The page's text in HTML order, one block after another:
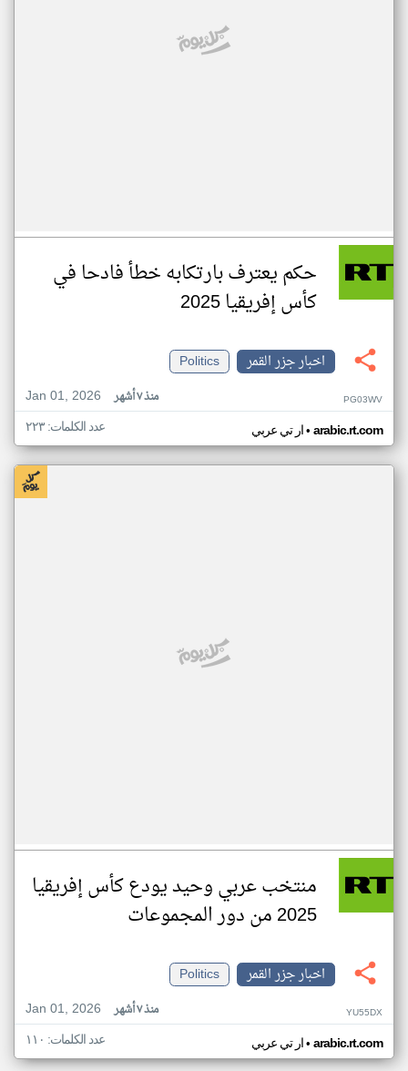
حكم يعترف بارتكابه خطأ فادحا في
كأس إفريقيا 2025
اخبار جزر القمر
Politics
Jan 01, 2026
منذ ٧ أشهر PG03WV
ار تي عربي• arabic.rt.com عدد الكلمات: ٢٢٣
منتخب عربي وحيد يودع كأس إفريقيا
2025 من دور المجموعات
اخبار جزر القمر
Politics
Jan 01, 2026
منذ ٧ أشهر YU55DX
ار تي عربي• arabic.rt.com عدد الكلمات: ١١٠